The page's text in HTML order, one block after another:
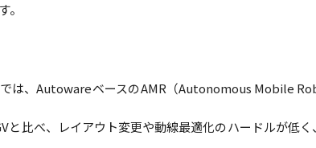
。
は、AutowareベースのAMR（Autonomous Mobile
と比べ、レイアウト変更や動線最適化のハードルが低